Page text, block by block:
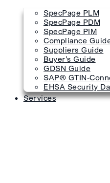
SpecPage PLM
SpecPage PDM
SpecPage PIM
Compliance
Suppliers Guide
Buyer’s Guide
GDSN Guide
SAP® GTIN-
EHSA Security
Services